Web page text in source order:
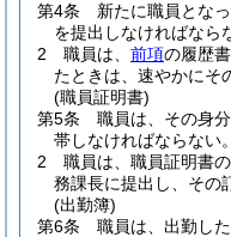
第4条
新たに職員とな
を提出しなければなら
2
職員は、 前項の履歴
たときは、速やかにそ
(職員証明書)
第5条
職員は、その身
帯しなければならない。
2
職員は、職員証明書
務課長に提出し、その
(出勤簿)
第6条
職員は、出勤し